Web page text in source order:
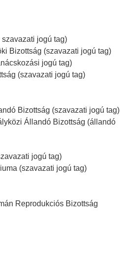
jogú tag)
Bizottság (szavazati jogú tag)
jogú tag)
(szavazati jogú tag)
Bizottság (szavazati jogú tag)
Állandó Bizottság (állandó
jogú tag)
(szavazati jogú tag)
Reprodukciós Bizottság